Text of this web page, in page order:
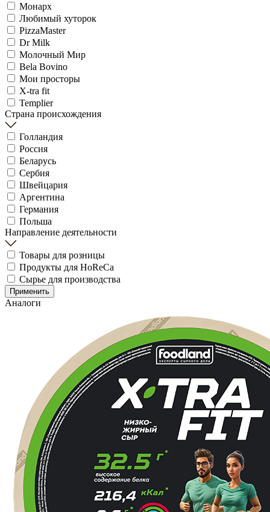
Монарх
Любимый хуторок
PizzaMaster
Dr Milk
Молочный Мир
Bela Bovino
Мои просторы
X-tra fit
Templier
Страна происхождения
Голландия
Россия
Беларусь
Сербия
Швейцария
Аргентина
Германия
Польша
Направление деятельности
Товары для розницы
Продукты для HoReCa
Сырье для производства
Применить
Аналоги